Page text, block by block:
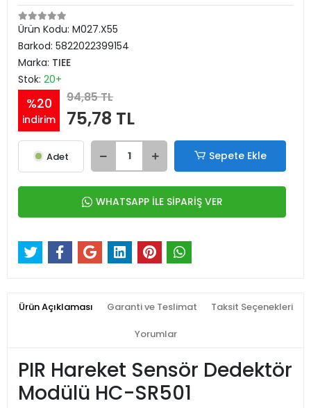
Ürün Kodu: M027.X55
Barkod: 5822022399154
Marka: TIEE
Stok: 20+
%20
indirim
94,85 TL
75,78 TL
Adet Sepete Ekle
WHATSAPP İLE SİPARİŞ VER
Ürün Açıklaması Garanti ve Teslimat Taksit Seçenekleri
Yorumlar
PIR Hareket Sensör Dedektör
Modülü HC-SR501